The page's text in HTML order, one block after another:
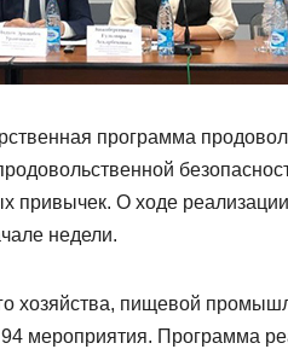
программа
О ходе
недели.
хозяйства, пищевой
мероприятия. Программа